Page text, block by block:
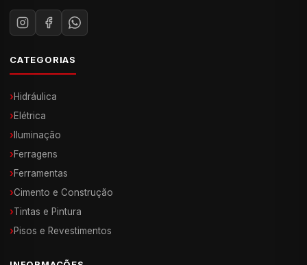
CATEGORIAS
›Hidráulica
›Elétrica
› Iluminação
›Ferragens
›Ferramentas
›Cimento e Construção
›Tintas e Pintura
›Pisos e Revestimentos